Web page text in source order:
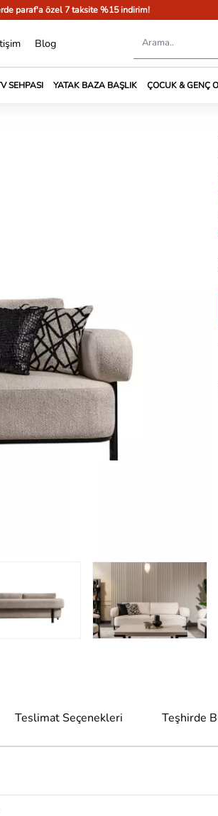
paraf'a özel 7 taksite %15 indirim!
Blog
SEHPASI YATAK BAZA BAŞLIK ÇOCUK & GENÇ
Teslimat Seçenekleri Teşhirde